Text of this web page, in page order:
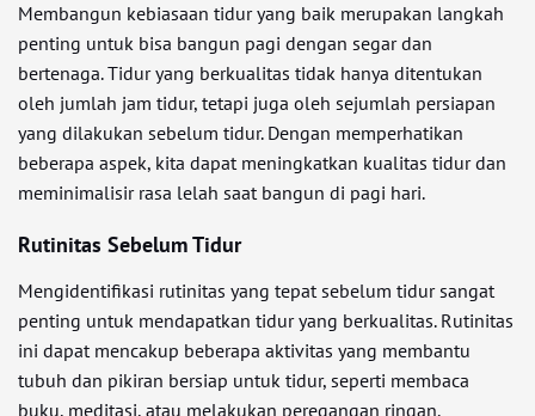
Membangun kebiasaan tidur yang baik merupakan langkah
penting untuk bisa bangun pagi dengan segar dan
bertenaga. Tidur yang berkualitas tidak hanya ditentukan
oleh jumlah jam tidur, tetapi juga oleh sejumlah persiapan
yang dilakukan sebelum tidur. Dengan memperhatikan
beberapa aspek, kita dapat meningkatkan kualitas tidur dan
meminimalisir rasa lelah saat bangun di pagi hari.
Rutinitas Sebelum Tidur
Mengidentifikasi rutinitas yang tepat sebelum tidur sangat
penting untuk mendapatkan tidur yang berkualitas. Rutinitas
ini dapat mencakup beberapa aktivitas yang membantu
tubuh dan pikiran bersiap untuk tidur, seperti membaca
buku, meditasi, atau melakukan peregangan ringan.